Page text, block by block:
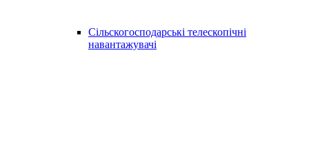
Сільскогосподарські телескопічні
навантажувачі